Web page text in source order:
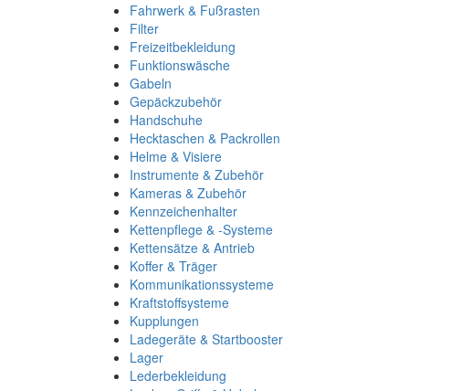
Fahrwerk & Fußrasten
Filter
Freizeitbekleidung
Funktionswäsche
Gabeln
Gepäckzubehör
Handschuhe
Hecktaschen & Packrollen
Helme & Visiere
Instrumente & Zubehör
Kameras & Zubehör
Kennzeichenhalter
Kettenpflege & -Systeme
Kettensätze & Antrieb
Koffer & Träger
Kommunikationssysteme
Kraftstoffsysteme
Kupplungen
Ladegeräte & Startbooster
Lager
Lederbekleidung